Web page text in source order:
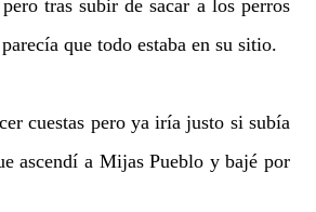
tras subir de sacar a los perros
que todo estaba en su sitio.
cuestas pero ya iría justo si subía
ascendí a Mijas Pueblo y bajé por